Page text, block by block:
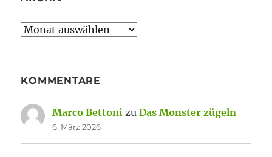
Archiv
KOMMENTARE
Marco Bettoni zuDas Monster zügeln
6. März 2026